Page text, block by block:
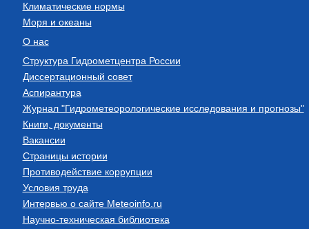
Климатические нормы
Моря и океаны
О нас
Структура Гидрометцентра России
Диссертационный совет
Аспирантура
Журнал "Гидрометеорологические исследования и прогнозы"
Книги, документы
Вакансии
Страницы истории
Противодействие коррупции
Условия труда
Интервью о сайте Meteoinfo.ru
Научно-техническая библиотека